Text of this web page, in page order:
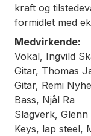
kraft og
formidlet med
Medvirkende:
Vokal, Ingvild
Gitar, Thomas
Gitar, Remi
Bass, Njål Ra
Slagverk, Glenn
Keys, lap steel,